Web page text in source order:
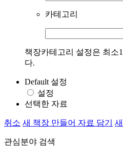
카테고리
책장카테고리 설정은 최소
다.
Default 설정
설정
선택한 자료
취소 새 책장 만들어 자료 담기
관심분야 검색